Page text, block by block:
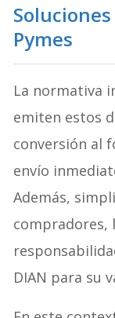
Pymes
La normativa
emiten estos
conversión al
envío
Además,
compradores,
DIAN para su